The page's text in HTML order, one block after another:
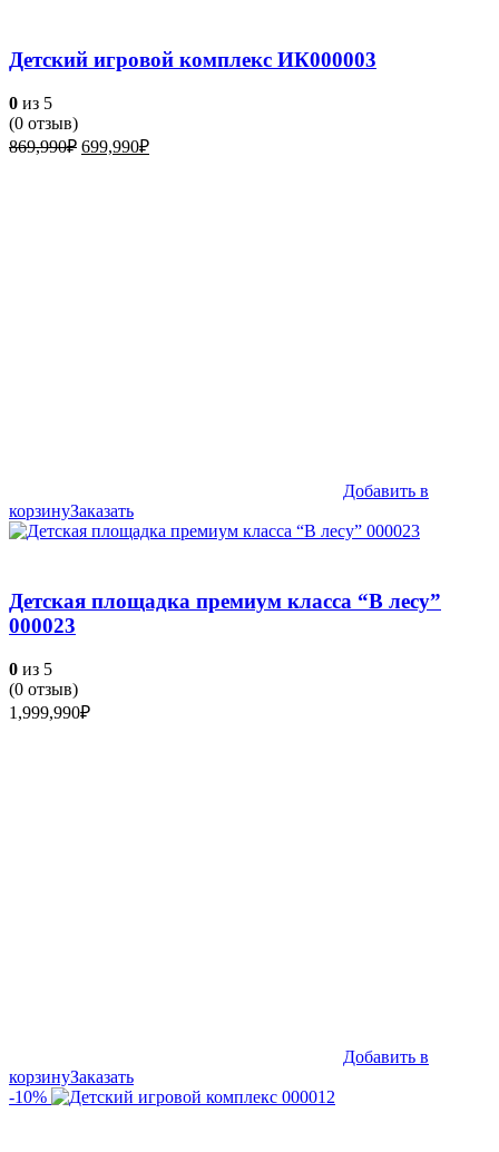
Детский игровой комплекс ИК000003
0 из 5
(0 отзыв)
869,990₽ Первоначальная
699,990₽Текущая
Добавить в
корзинуЗаказать
Детская площадка премиум класса “В лесу”
000023
0 из 5
(0 отзыв)
1,999,990₽
Добавить в
корзинуЗаказать
-10%